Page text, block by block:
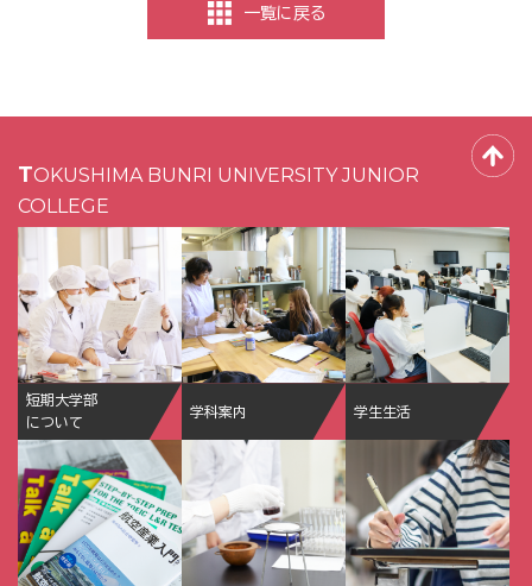
一覧に戻る
TOKUSHIMA BUNRI UNIVERSITY JUNIOR
COLLEGE
短期大学部
について
学科案内 学生生活